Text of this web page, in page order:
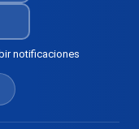
notificaciones